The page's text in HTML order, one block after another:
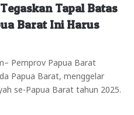
Tapal Batas
Barat Ini Harus
Pemprov Papua Barat
Papua Barat, menggelar
se-Papua Barat tahun 2025.